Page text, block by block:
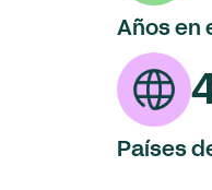
Años en
Países